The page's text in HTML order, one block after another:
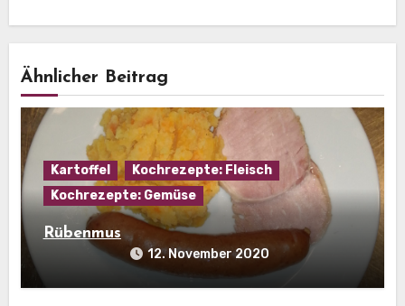
Ähnlicher Beitrag
Kartoffel
Kochrezepte: Fleisch
Kochrezepte: Gemüse
Rübenmus
12. November 2020